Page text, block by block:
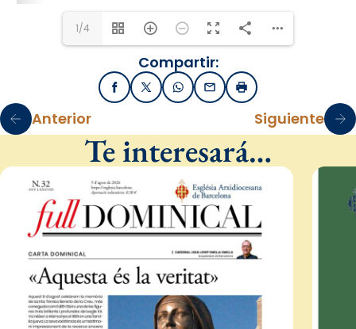
1/4
Compartir:
FacebookX / TwitterWhatsApp
EmailImprimir
Anterior Siguiente
Te interesará…